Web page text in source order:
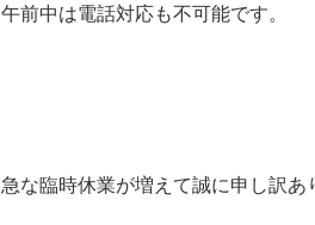
午前中は電話対応も不可能です。
急な臨時休業が増えて誠に申し訳あ